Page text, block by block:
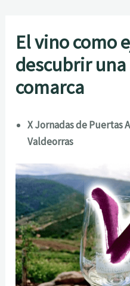
El vino como
descubrir
comarca
X Jornadas de Puertas
Valdeorras